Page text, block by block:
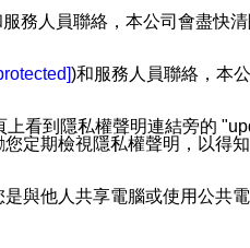
務人員聯絡，本公司會盡快
)和服務人員聯絡，本
看到隱私權聲明連結旁的
定期檢視隱私權聲明，以得
與他人共享電腦或使用公共